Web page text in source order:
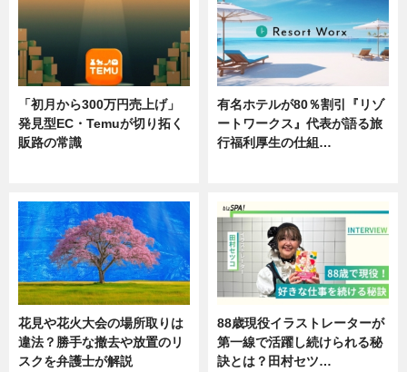
「初月から300万円売上げ」
発見型EC・Temuが切り拓く
販路の常識
有名ホテルが80％割引『リゾ
ートワークス』代表が語る旅
行福利厚生の仕組…
花見や花火大会の場所取りは
違法？勝手な撤去や放置のリ
スクを弁護士が解説
88歳現役イラストレーターが
第一線で活躍し続けられる秘
訣とは？田村セツ…